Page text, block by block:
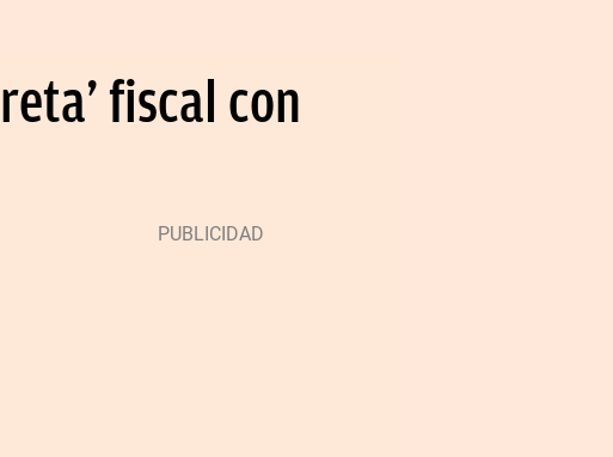
fiscal con